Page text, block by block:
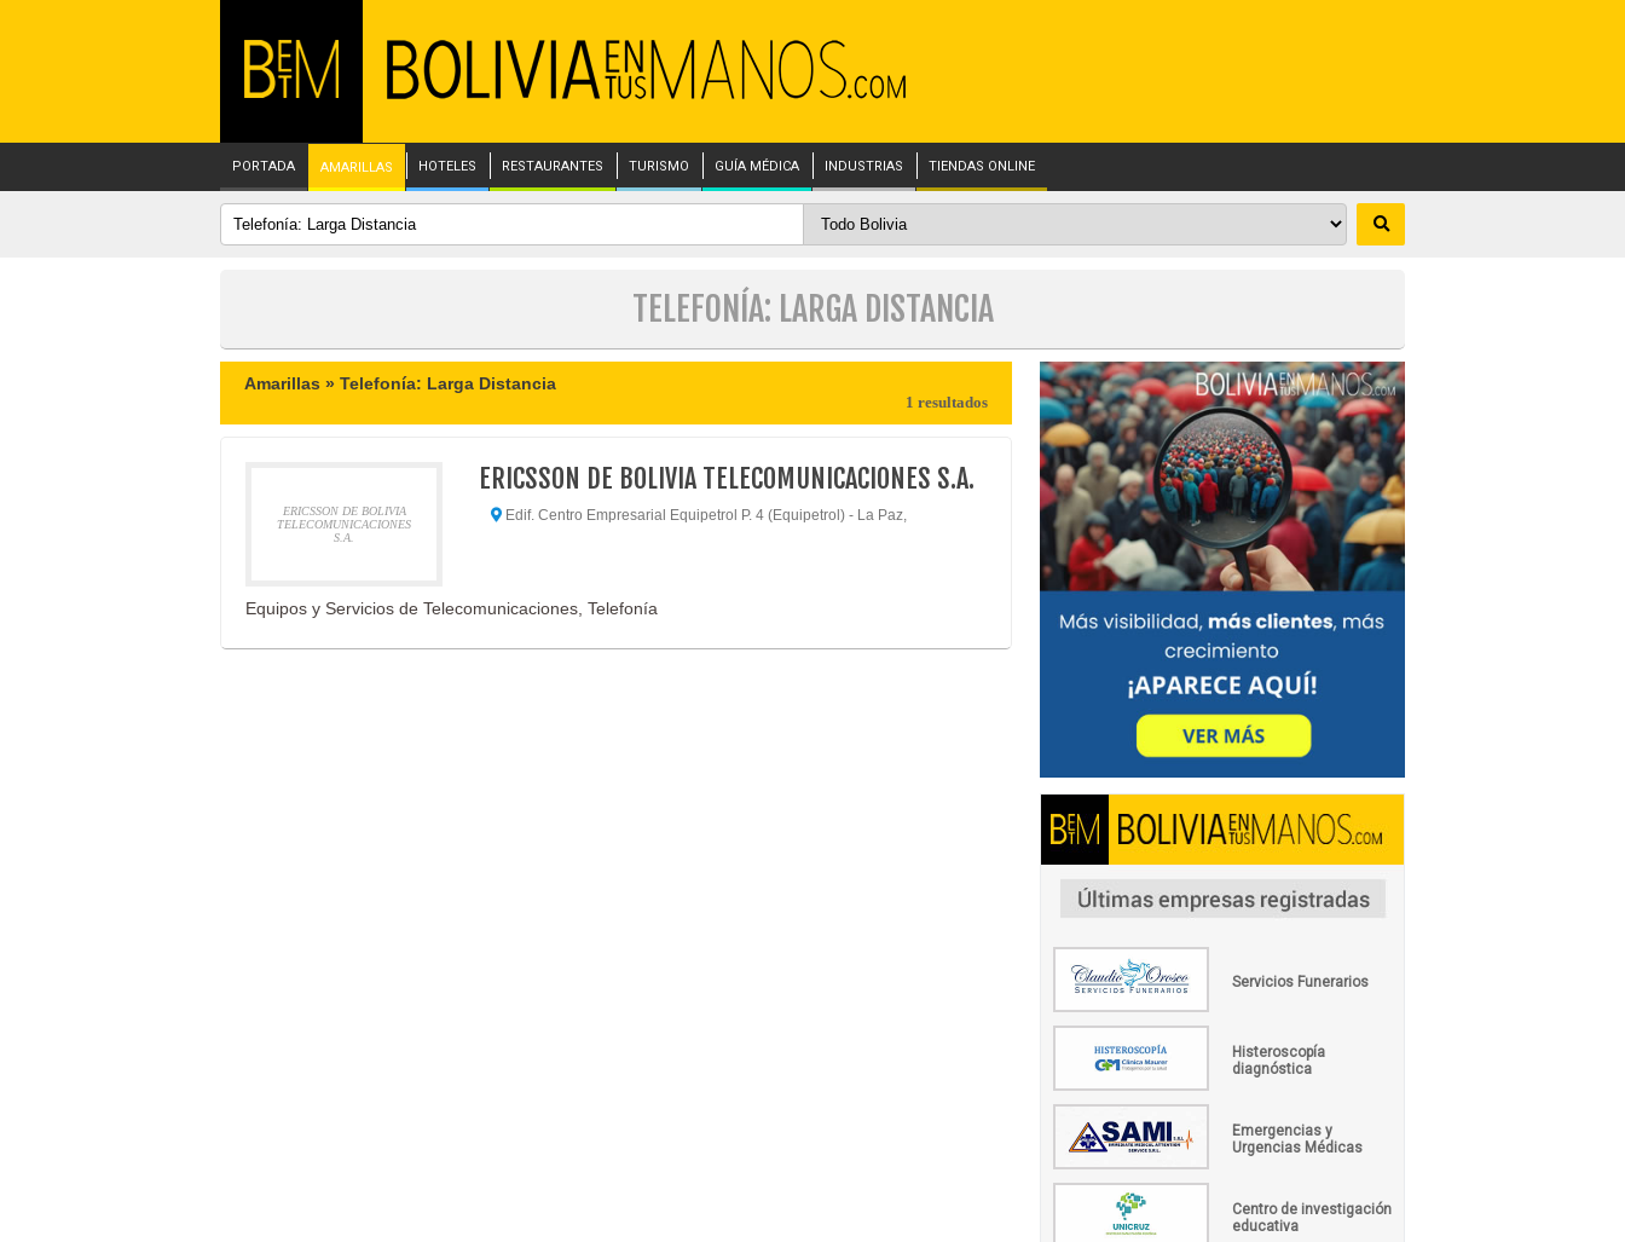
PORTADA AMARILLAS HOTELES RESTAURANTES TURISMO GUÍA MÉDICA INDUSTRIAS TIENDAS ONLINE
TELEFONÍA: LARGA DISTANCIA
Amarillas » Telefonía: Larga Distancia
1 resultados
ERICSSON DE BOLIVIA
TELECOMUNICACIONES
S.A.
ERICSSON DE BOLIVIA TELECOMUNICACIONES S.A.
Edif. Centro Empresarial Equipetrol P. 4 (Equipetrol) - La Paz,
Equipos y Servicios de Telecomunicaciones, Telefonía
Servicios Funerarios
Histeroscopía
diagnóstica
Emergencias y
Urgencias Médicas
Centro de investigación
educativa